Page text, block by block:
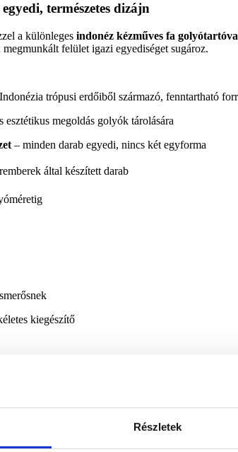
Részletek
természetes dizájn
a különleges indonéz kézműves fa
felület igazi egyediséget sugároz.
trópusi erdőiből származó, fenntartható
esztétikus megoldás golyók tárolására
– minden darab egyedi, nincs két egyforma
által készített darab
kiegészítő
, amely